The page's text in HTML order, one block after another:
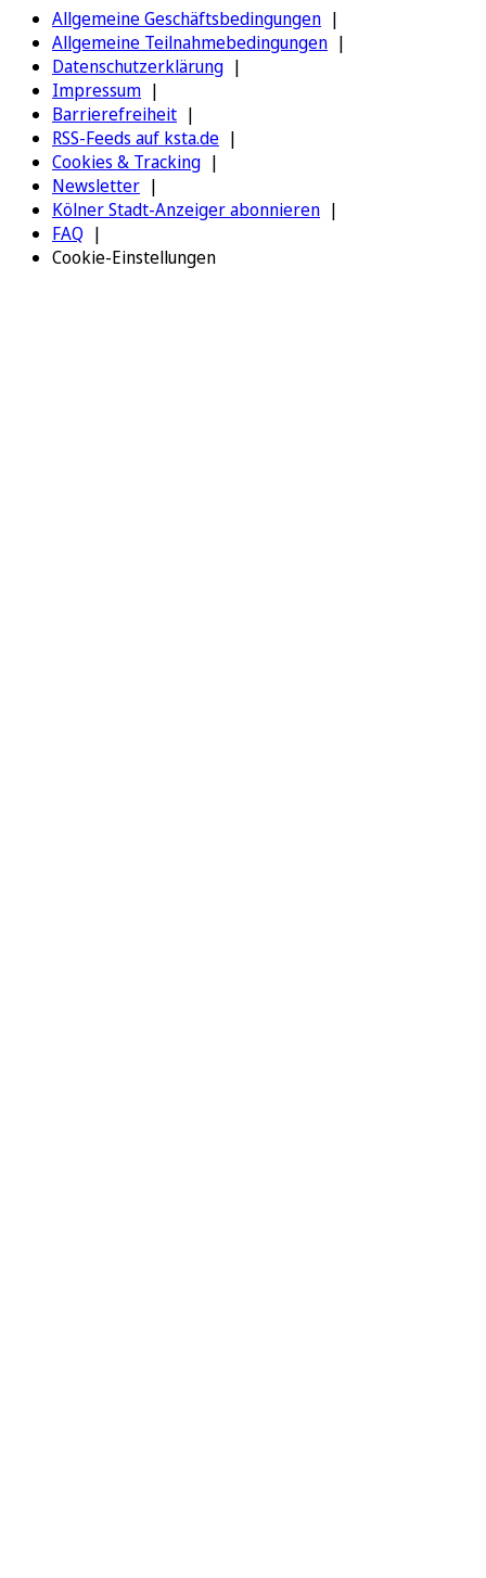
Allgemeine Geschäftsbedingungen
Allgemeine Teilnahmebedingungen
Datenschutzerklärung
Impressum
Barrierefreiheit
RSS-Feeds auf ksta.de
Cookies & Tracking
Newsletter
Kölner Stadt-Anzeiger abonnieren
FAQ
Cookie-Einstellungen